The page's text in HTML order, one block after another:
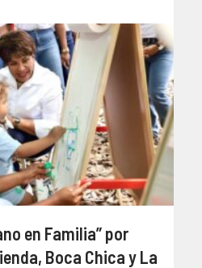
en Familia” por
Boca Chica y La